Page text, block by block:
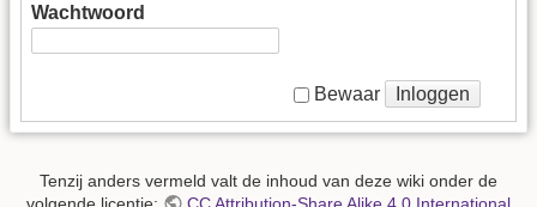
Wachtwoord
Bewaar Inloggen
Tenzij anders vermeld valt de inhoud van deze wiki onder de